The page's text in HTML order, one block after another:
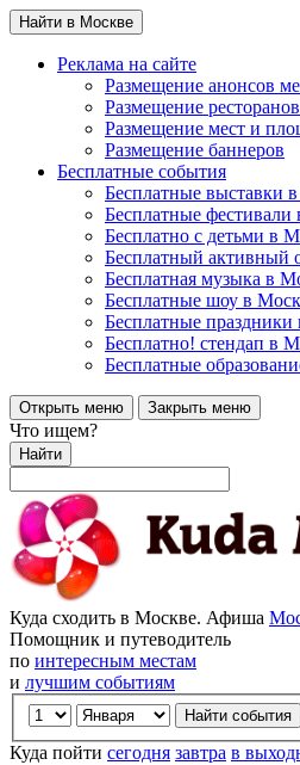
Найти в Москве
Реклама на сайте
Размещение анонсов
Размещение
Размещение мест и
Размещение баннеров
Бесплатные события
Бесплатные выставки
Бесплатные фестивали
Бесплатно с детьми в
Бесплатный активный
Бесплатная музыка в
Бесплатные шоу в
Бесплатные
Бесплатно! стендап в
Бесплатные
Открыть меню Закрыть меню
Что ищем?
Найти
Куда сходить в Москве. Афиша
Помощник и путеводитель
по интересным местам
и лучшим событиям
Куда пойти сегодня завтра в